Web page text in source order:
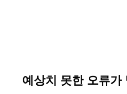
예상치 못한 오류가